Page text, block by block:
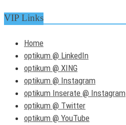
VIP Links
Home
optikum @ LinkedIn
optikum @ XING
optikum @ Instagram
optikum Inserate @ Instagram
optikum @ Twitter
optikum @ YouTube